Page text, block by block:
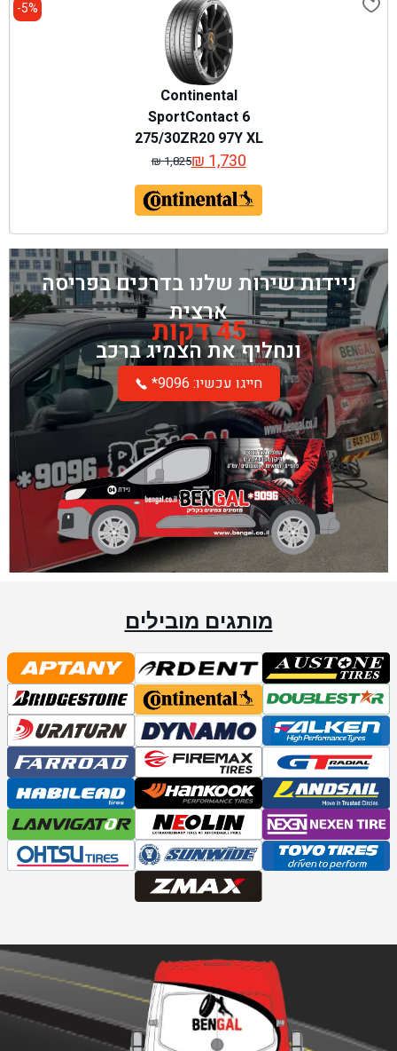
5%-
Continental
SportContact 6
275/30ZR20 97Y XL
₪1,825
המחיר
המקורי
היה:
₪ 1,825.
₪1,730
המחיר
הנוכחי
הוא:
₪ 1,730.
ניידות שירות שלנו בדרכים בפריסה
ארצית
45 דקות
ונחליף את הצמיג ברכב
*חייגו עכשיו: 9096
מותגים מובילים